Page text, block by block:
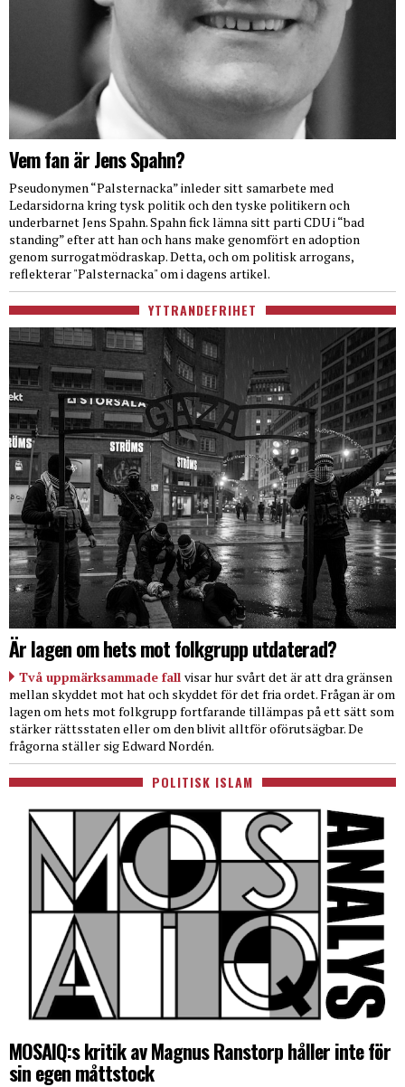
Vem fan är Jens Spahn?
Pseudonymen “Palsternacka” inleder sitt samarbete med
Ledarsidorna kring tysk politik och den tyske politikern och
underbarnet Jens Spahn. Spahn fick lämna sitt parti CDU i “bad
standing” efter att han och hans make genomfört en adoption
genom surrogatmödraskap. Detta, och om politisk arrogans,
reflekterar "Palsternacka" om i dagens artikel.
YTTRANDEFRIHET
Är lagen om hets mot folkgrupp utdaterad?
Två uppmärksammade fall visar hur svårt det är att dra gränsen
mellan skyddet mot hat och skyddet för det fria ordet. Frågan är om
lagen om hets mot folkgrupp fortfarande tillämpas på ett sätt som
stärker rättsstaten eller om den blivit alltför oförutsägbar. De
frågorna ställer sig Edward Nordén.
POLITISK ISLAM
MOSAIQ:s kritik av Magnus Ranstorp håller inte för
sin egen måttstock